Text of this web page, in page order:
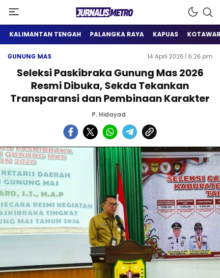
Jurnalis Metro
Satu Wadah Informasi
KALIMANTAN TENGAH PALANGKA RAYA KAPUAS
GUNUNG MAS 14 April 2026 | 6:26 pm
Seleksi Paskibraka Gunung Mas 2026
Resmi Dibuka, Sekda Tekankan
Transparansi dan Pembinaan Karakter
P. Hidayad